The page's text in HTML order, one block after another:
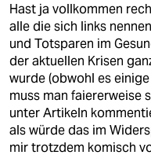
Hast ja vollkommen
alle die sich links
und Totsparen im
der aktuellen Krisen
wurde (obwohl es
muss man faiererweise
unter Artikeln
als würde das im
mir trotzdem komisch